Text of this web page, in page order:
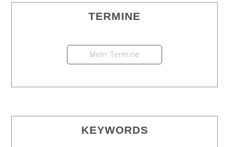
TERMINE
Mehr Termine
KEYWORDS